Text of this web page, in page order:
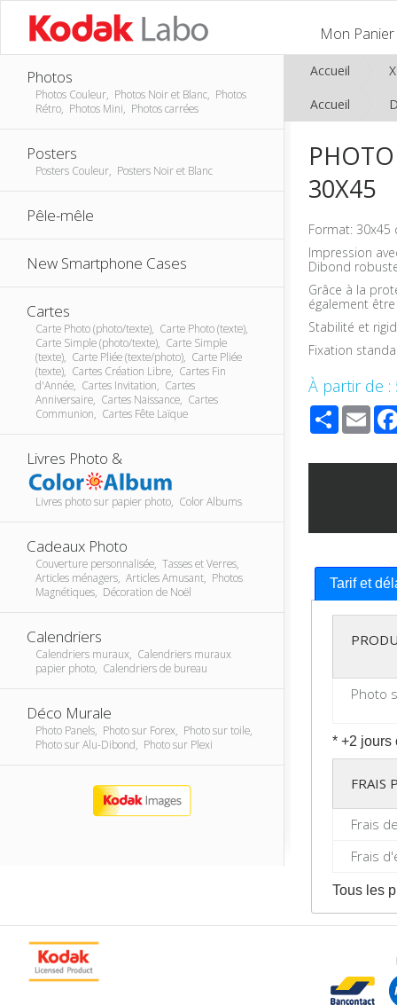
Mon Panier
Photos
Photos Couleur, Photos Noir et Blanc, Photos
Rétro, Photos Mini, Photos carrées
Posters
Posters Couleur, Posters Noir et Blanc
Pêle-mêle
New Smartphone Cases
Cartes
Carte Photo (photo/texte), Carte Photo (texte),
Carte Simple (photo/texte), Carte Simple
(texte), Carte Pliée (texte/photo), Carte Pliée
(texte), Cartes Création Libre, Cartes Fin
d'Année, Cartes Invitation, Cartes
Anniversaire, Cartes Naissance, Cartes
Communion, Cartes Fête Laïque
Livres Photo &
Livres photo sur papier photo, Color Albums
Cadeaux Photo
Couverture personnalisée, Tasses et Verres,
Articles ménagers, Articles Amusant, Photos
Magnétiques, Décoration de Noël
Calendriers
Calendriers muraux, Calendriers muraux
papier photo, Calendriers de bureau
Déco Murale
Photo Panels, Photo sur Forex, Photo sur toile,
Photo sur Alu-Dibond, Photo sur Plexi
Accueil
Accueil
30X45
Format: 30x45
Impression
Dibond
Grâce à la
également
Stabilité et
Fixation
À partir de :
Share
Tarif et
Photo
* +2 jours
FRAIS
Frais
Frais
Tous les